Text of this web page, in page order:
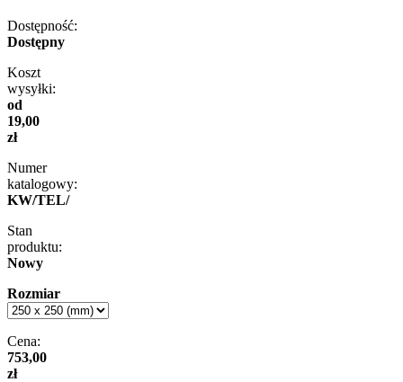
Dostępność:
Dostępny
Koszt
wysyłki:
od
19,00
zł
Numer
katalogowy:
KW/TEL/
Stan
produktu:
Nowy
Rozmiar
Cena:
753,00
zł